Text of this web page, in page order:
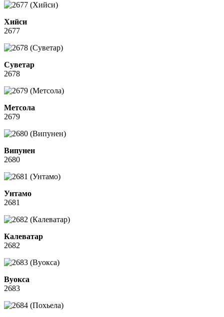
Хийси
2677
Суветар
2678
Метсола
2679
Випунен
2680
Унтамо
2681
Калеватар
2682
Вуокса
2683